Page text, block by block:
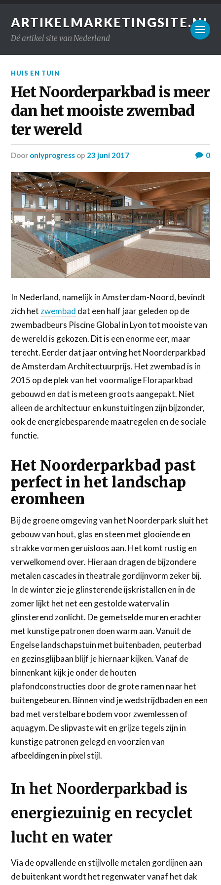
ARTIKELMARKETINGSITE.NL
Dé artikel site van Nederland
HUIS EN TUIN
Het Noorderparkbad is meer
dan het mooiste zwembad
ter wereld
door onlyprogress op 23 juni 2017 0
In Nederland, namelijk in Amsterdam-Noord, bevindt
zich het zwembad dat een half jaar geleden op de
zwembadbeurs Piscine Global in Lyon tot mooiste van
de wereld is gekozen. Dit is een enorme eer, maar
terecht. Eerder dat jaar ontving het Noorderparkbad
de Amsterdam Architectuurprijs. Het zwembad is in
2015 op de plek van het voormalige Floraparkbad
gebouwd en dat is meteen groots aangepakt. Niet
alleen de architectuur en kunstuitingen zijn bijzonder,
ook de energiebesparende maatregelen en de sociale
functie.
Het Noorderparkbad past
perfect in het landschap
eromheen
Bij de groene omgeving van het Noorderpark sluit het
gebouw van hout, glas en steen met glooiende en
strakke vormen geruisloos aan. Het komt rustig en
verwelkomend over. Hieraan dragen de bijzondere
metalen cascades in theatrale gordijnvorm zeker bij.
In de winter zie je glinsterende ijskristallen en in de
zomer lijkt het net een gestolde waterval in
glinsterend zonlicht. De gemetselde muren erachter
met kunstige patronen doen warm aan. Vanuit de
Engelse landschapstuin met buitenbaden, peuterbad
en gezinsglijbaan blijf je hiernaar kijken. Vanaf de
binnenkant kijk je onder de houten
plafondconstructies door de grote ramen naar het
buitengebeuren. Binnen vind je wedstrijdbaden en een
bad met verstelbare bodem voor zwemlessen of
aquagym. De slipvaste wit en grijze tegels zijn in
kunstige patronen gelegd en voorzien van
afbeeldingen in pixel stijl.
In het Noorderparkbad is
energiezuinig en recyclet
lucht en water
Via de opvallende en stijlvolle metalen gordijnen aan
de buitenkant wordt het regenwater vanaf het dak